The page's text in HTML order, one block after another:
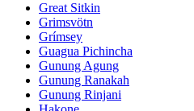
Great Sitkin
Grimsvötn
Grímsey
Guagua Pichincha
Gunung Agung
Gunung Ranakah
Gunung Rinjani